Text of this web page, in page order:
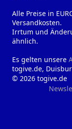
Alle Preise in
Versandkosten.
Irrtum und
ähnlich.
Es gelten unsere
togive.de,
© 2026 togive.de